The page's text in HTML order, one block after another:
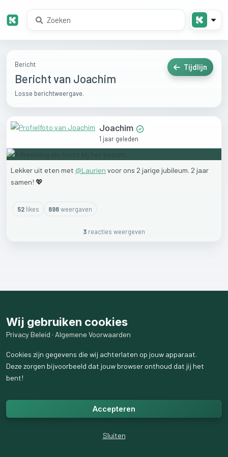
Bericht
Bericht van Joachim
Losse berichtweergave.
Tijdlijn
Joachim
1 jaar geleden
Lekker uit eten met @Laurien voor ons 2 jarige jubileum. 2 jaar
samen! 💖
52likes 898weergaven
3 reacties weergeven
Wij gebruiken cookies
Privacy Beleid · Algemene Voorwaarden
Cookies zijn gegevens die wij achterlaten op jouw apparaat.
Deze zorgen bijvoorbeeld dat jouw browser onthoud dat jij het
bent!
Accepteren
Sluiten